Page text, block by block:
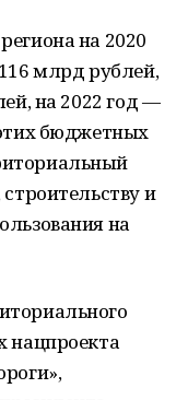
на 2020
млрд рублей,
на 2022 год —
бюджетных
и
на
нацпроекта